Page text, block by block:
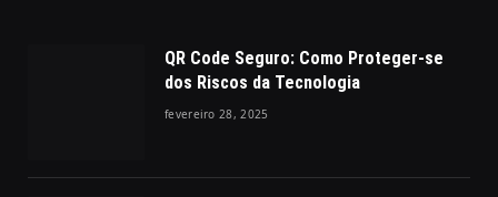
QR Code Seguro: Como Proteger-se
dos Riscos da Tecnologia
fevereiro 28, 2025